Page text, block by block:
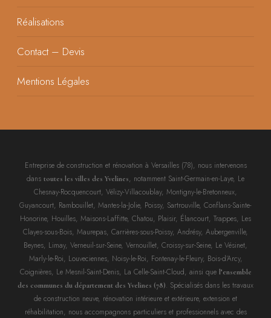
Réalisations
Contact – Devis
Mentions Légales
Entreprise de construction et rénovation à Versailles (78), nous intervenons
dans toutes les villes des Yvelines, notamment Saint-Germain-en-Laye, Le
Chesnay-Rocquencourt, Vélizy-Villacoublay, Montigny-le-Bretonneux,
Guyancourt, Rambouillet, Mantes-la-Jolie, Poissy, Sartrouville, Conflans-Sainte-
Honorine, Houilles, Maisons-Laffitte, Chatou, Plaisir, Élancourt, Trappes, Les
Clayes-sous-Bois, Maurepas, Carrières-sous-Poissy, Andrésy, Aubergenville,
Beynes, Limay, Verneuil-sur-Seine, Vernouillet, Croissy-sur-Seine, Le Vésinet,
Marly-le-Roi, Louveciennes, Noisy-le-Roi, Fontenay-le-Fleury, Bois-d’Arcy,
Coignières, Le Mesnil-Saint-Denis, La Celle-Saint-Cloud, ainsi que l’ensemble
des communes du département des Yvelines (78). Spécialisés dans les travaux
de construction neuve, rénovation intérieure et extérieure, extension et
réhabilitation, nous accompagnons particuliers et professionnels avec des